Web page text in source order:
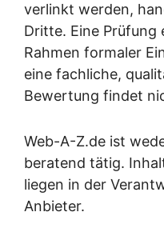
verlinkt werden,
Dritte. Eine Prüfung
Rahmen formaler
eine fachliche,
Bewertung findet
Web-A-Z.de ist
beratend tätig.
liegen in der
Anbieter.